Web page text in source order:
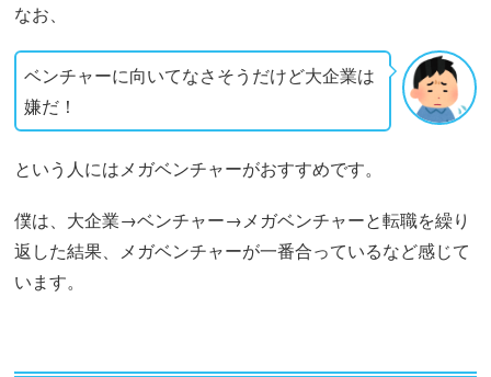
なお、
ベンチャーに向いてなさそうだけど大企業は
嫌だ！
という人にはメガベンチャーがおすすめです。
僕は、大企業→ベンチャー→メガベンチャーと転職を繰り
返した結果、メガベンチャーが一番合っているなど感じて
います。